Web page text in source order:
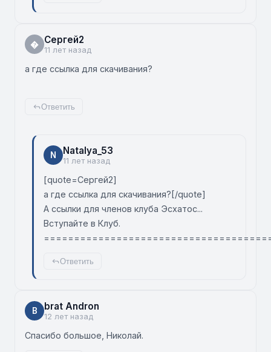
� Сергей2
11 лет назад
а где ссылка для скачивания?
Ответить
N Natalya_53
11 лет назад
[quote=Сергей2]
а где ссылка для скачивания?[/quote]
А ссылки для членов клуба Эсхатос...
Вступайте в Клуб.
Ответить
B brat Andron
12 лет назад
Спасибо большое, Николай.